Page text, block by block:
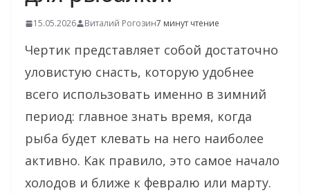
15.05.2026 Виталий Рогозин7 минут чтение
Чертик представляет собой достаточно
уловистую снасть, которую удобнее
всего использовать именно в зимний
период: главное знать время, когда
рыба будет клевать на него наиболее
активно. Как правило, это самое начало
холодов и ближе к февралю или марту.